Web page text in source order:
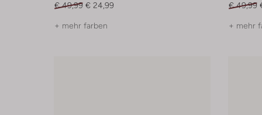
€ 49,99 € 24,99
+ mehr farben
€ 49,99
+ mehr